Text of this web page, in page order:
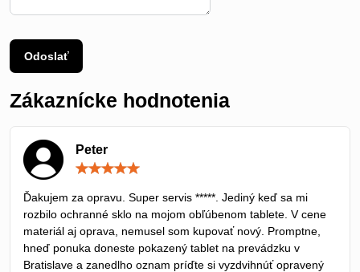
Odoslať
Zákaznícke hodnotenia
Peter
5
Ďakujem za opravu. Super servis *****. Jediný keď sa mi
rozbilo ochranné sklo na mojom obľúbenom tablete. V cene
materiál aj oprava, nemusel som kupovať nový. Promptne,
hneď ponuka doneste pokazený tablet na prevádzku v
Bratislave a zanedlho oznam príďte si vyzdvihnúť opravený